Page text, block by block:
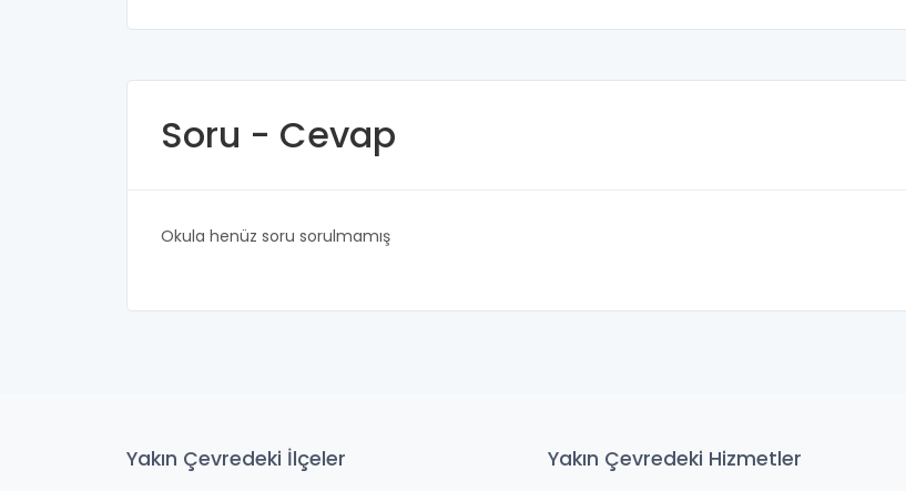
Soru - Cevap
Okula henüz soru sorulmamış
Yakın Çevredeki İlçeler Yakın Çevredeki Hizmetler